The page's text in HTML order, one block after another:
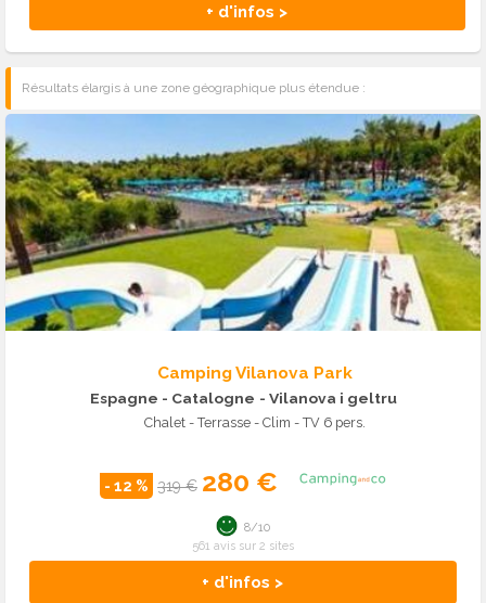
+ d'infos >
Résultats élargis à une zone géographique plus étendue :
Camping Vilanova Park
Espagne - Catalogne - Vilanova i geltru
Chalet - Terrasse - Clim - TV 6 pers.
- 12 % 319 € 280 €
+ d'infos >
8/10
561 avis sur 2 sites